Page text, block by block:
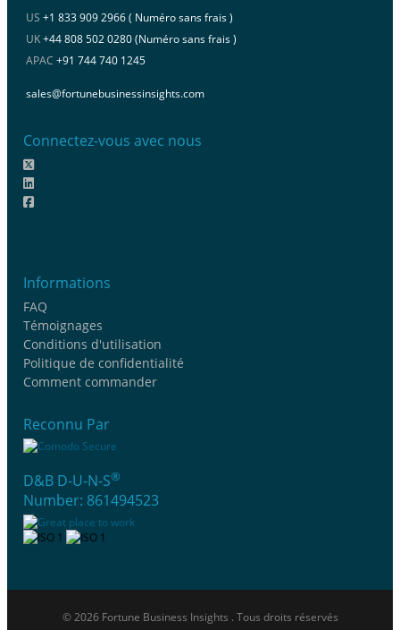
US +1 833 909 2966 ( Numéro sans frais )
UK+44 808 502 0280 (Numéro sans frais )
APAC +91 744 740 1245
sales@fortunebusinessinsights.com
Connectez-vous avec nous
Informations
FAQ
Témoignages
Conditions d'utilisation
Politique de confidentialité
Comment commander
Reconnu Par
D&B D-U-N-S®
Number: 861494523
© 2026 Fortune Business Insights . Tous droits réservés